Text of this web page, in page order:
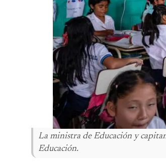
La ministra de Educación y
Educación.